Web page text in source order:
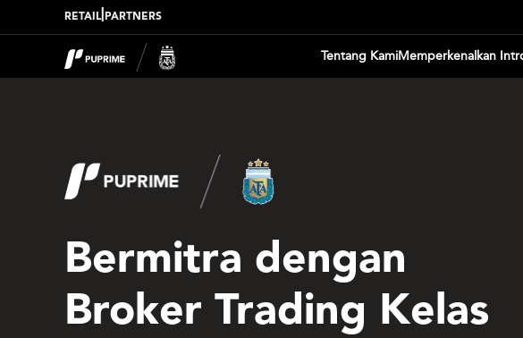
RETAIL PARTNERS
Tentang KamiMemperkenalkan
Bermitra dengan
Broker Trading Kelas